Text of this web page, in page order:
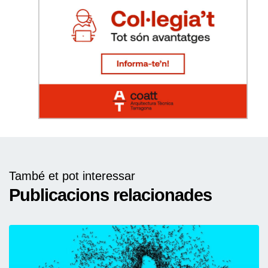
També et pot interessar
Publicacions relacionades